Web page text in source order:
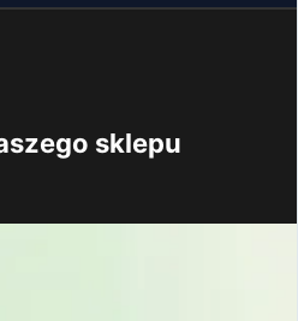
sklepu